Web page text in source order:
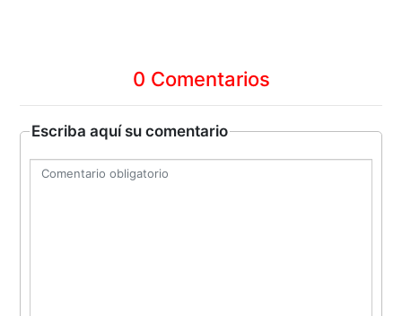
0 Comentarios
Escriba aquí su comentario